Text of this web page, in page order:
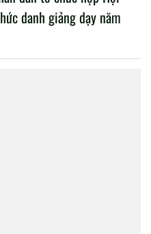
danh giảng dạy năm